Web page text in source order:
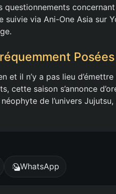
suivie via Ani-One Asia sur
Posées
et il n’y a pas lieu
cette saison s’annonce
de l’univers
WhatsApp